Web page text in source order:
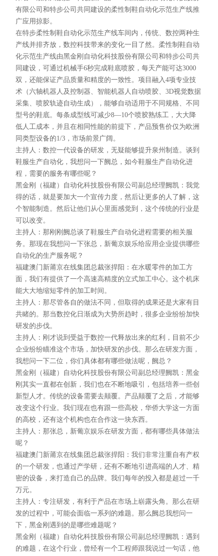
有限公司和特步公司共同建设的柔性制鞋自动化示范生产线推
广应用掠影。
在特步柔性制鞋自动化示范生产线车间内，传统、数控两种生
产线并排齐放，数控科技带来的变化一目了然。柔性制鞋自动
化示范生产线由黑金刚自动化科技股份有限公司和特步公司共
同建设，可通过机械手6秒完成鞋底喷胶，每天产能可达3000
双，还能保证产品质量和精度的一致性。项目融入4项专业技
术（六轴机器人及控制器、智能机器人自动喷胶、3D视觉数据
采集、喷胶轨迹自动生成），能够自动适用于不同规格、不同
型号的鞋底。每条成型线可减少8—10个喷胶熟练工，大大降
低人工成本，并且在相同性能的前提下，产品预售价仅为欧洲
同类型设备的1/3，市场前景广阔。
主持人：数控一代设备的研发，无疑能够提升泉州制造。谈到
鞋服生产自动化，我想问一下阙总，如今鞋服生产自动化进
程，需要的服务有哪些呢？
黑金刚（福建）自动化科技股份有限公司副总经理阙凯：我觉
得的话，就是要加大一个宣传力度，然后让更多的人了解，这
个智能制造。然后让他们从心里面感觉到，这个传统的行业是
可以改变。
主持人：那刚刚阙总谈了鞋服生产自动化进程需要的相关服
务。那现在我想问一下张总，新葡京娱乐给应用企业提供哪些
自动化的生产服务呢？
福建澳门新莆京在线集团总裁张捍阳：在水暖零件的加工方
面，我们有提供了一个高速高精度的立式加工中心。这个机床
能大大地缩短零件的加工时间。
主持人：那尽管各自的做法不同，但取得的成果还是大家有目
共睹的。那当数控化日渐成为大势所趋时，很多企业纷纷加快
研发的步伐。
主持人：刚才说到受益于数控一代释放出来的红利，目前不少
企业纷纷瞄准这个市场，加快研发的步伐。那么在研发方面，
我想问一下二位，你们具体都有哪些做法呢，阙总？
黑金刚（福建）自动化科技股份有限公司副总经理阙凯：黑金
刚其实一直都在创新，我们也在不断地吸引，包括培养一些创
新型人才。传统的设备需要去颠覆。产品颠覆了之后，才能够
改变这个行业。我们现在也有跟一些高校，华侨大学这一方面
的高校，还有这个机构也在合作这一块东西。
主持人：那张总，新葡京娱乐在研发方面，都有哪些具体做法
呢？
福建澳门新莆京在线集团总裁张捍阳：我们非常注重自有产权
的一个研发，也通过产学研，还有不断地引进高端的人才、精
密的设备，来打造自己的品牌。我们每年的投入都是超过一千
万元。
主持人：专注研发，有利于产品在市场上崭露头角。那么在研
发的过程中，可能会面临一系列的难题。那么阙总我想问一
下，黑金刚遇到的是哪些难题呢？
黑金刚（福建）自动化科技股份有限公司副总经理阙凯：遇到
的难题，在这个行业，曾经有一个工程师跟我说过一句话，他